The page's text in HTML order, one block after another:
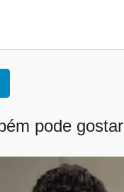
pode gostar